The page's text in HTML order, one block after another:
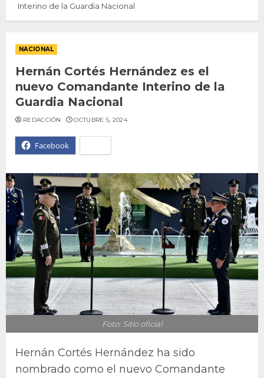
Interino de la Guardia Nacional
NACIONAL
Hernán Cortés Hernández es el
nuevo Comandante Interino de la
Guardia Nacional
Facebook
REDACCIÓN OCTUBRE 5, 2024
Foto: Sitio oficial
Hernán Cortés Hernández ha sido
nombrado como el nuevo Comandante